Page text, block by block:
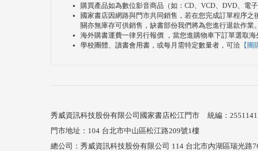
購買產品如為數位影音商品（如：CD、VCD、DVD、電
國家書店因網路與門市共同銷售，若在您完成訂單程序
關亦無庫存可供銷售，缺書部份我們將為您進行退款作業。
海外購書運費一律另行報價 ，當您進購物車下訂單選取
學校團體、讀書會用書，或每月需特定數量者，可洽 【團
秀威資訊科技股份有限公司國家書店松江門市 統編：
門市地址：104 台北市中山區松江路209號1樓
總公司：秀威資訊科技股份有限公司 114 台北市內湖區瑞光路